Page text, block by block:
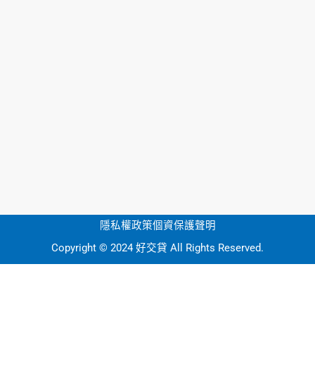
隱私權政策個資保護聲明
Copyright © 2024 好交貸 All Rights Reserved.